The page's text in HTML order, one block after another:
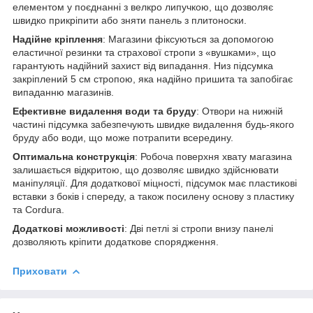
елементом у поєднанні з велкро липучкою, що дозволяє
швидко прикріпити або зняти панель з плитоноски.
Надійне кріплення: Магазини фіксуються за допомогою
еластичної резинки та страхової стропи з «вушками», що
гарантують надійний захист від випадання. Низ підсумка
закріплений 5 см стропою, яка надійно пришита та запобігає
випаданню магазинів.
Ефективне видалення води та бруду: Отвори на нижній
частині підсумка забезпечують швидке видалення будь-якого
бруду або води, що може потрапити всередину.
Оптимальна конструкція: Робоча поверхня хвату магазина
залишається відкритою, що дозволяє швидко здійснювати
маніпуляції. Для додаткової міцності, підсумок має пластикові
вставки з боків і спереду, а також посилену основу з пластику
та Cordura.
Додаткові можливості: Дві петлі зі стропи внизу панелі
дозволяють кріпити додаткове спорядження.
Приховати